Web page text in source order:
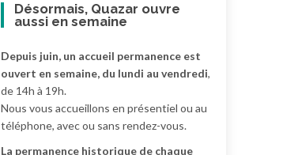
Désormais, Quazar ouvre
aussi en semaine
Depuis juin, un accueil permanence est
ouvert en semaine, du lundi au vendredi,
de 14h à 19h.
Nous vous accueillons en présentiel ou au
téléphone, avec ou sans rendez-vous.
La permanence historique de chaque